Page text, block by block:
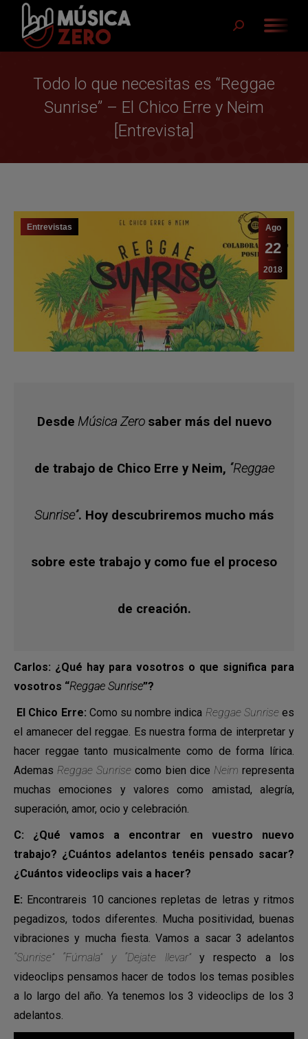
Buscar:
Todo lo que necesitas es “Reggae
Sunrise” – El Chico Erre y Neim
[Entrevista]
Ago
22
2018
Entrevistas
Desde Música Zero saber más del nuevo
de trabajo de Chico Erre y Neim, “Reggae
Sunrise”. Hoy descubriremos mucho más
sobre este trabajo y como fue el proceso
de creación.
Carlos: ¿Qué hay para vosotros o que significa para
vosotros “Reggae Sunrise”?
El Chico Erre: Como su nombre indica Reggae Sunrisees
el amanecer del reggae. Es nuestra forma de interpretar y
hacer reggae tanto musicalmente como de forma lírica.
AdemasReggae Sunrise como bien dice Neim representa
muchas emociones y valores como amistad, alegría,
superación, amor, ocio y celebración.
C: ¿Qué vamos a encontrar en vuestro nuevo
trabajo? ¿Cuántos adelantos tenéis pensado sacar?
¿Cuántos videoclips vais a hacer?
E: Encontrareis 10 canciones repletas de letras y ritmos
pegadizos, todos diferentes. Mucha positividad, buenas
vibraciones y mucha fiesta. Vamos a sacar 3 adelantos
“Sunrise” “Fúmala” y “Dejate llevar”y respecto a los
videoclips pensamos hacer de todos los temas posibles
a lo largo del año. Ya tenemos los 3 videoclips de los 3
adelantos.